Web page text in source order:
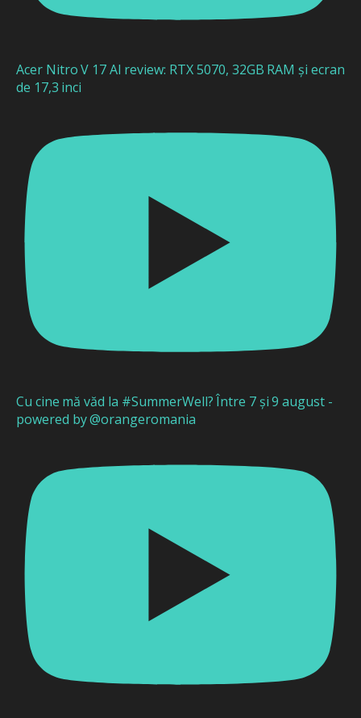
Acer Nitro V 17 AI review: RTX 5070, 32GB RAM și ecran
de 17,3 inci
Cu cine mă văd la #SummerWell? Între 7 și 9 august -
powered by @orangeromania